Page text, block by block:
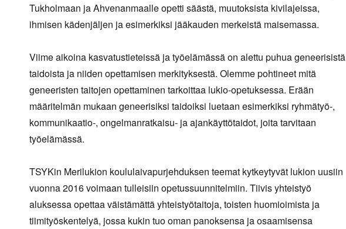
Tukholmaan ja Ahvenanmaalle opetti säästä, muutoksista kivilajeissa,
ihmisen kädenjäljen ja esimerkiksi jääkauden merkeistä maisemassa.
Viime aikoina kasvatustieteissä ja työelämässä on alettu puhua geneerisistä
taidoista ja niiden opettamisen merkityksestä. Olemme pohtineet mitä
geneeristen taitojen opettaminen tarkoittaa lukio-opetuksessa. Erään
määritelmän mukaan geneerisiksi taidoiksi luetaan esimerkiksi ryhmätyö-,
kommunikaatio-, ongelmanratkaisu- ja ajankäyttötaidot, joita tarvitaan
työelämässä.
TSYKin Merilukion koululaivapurjehduksen teemat kytkeytyvät lukion uusiin
vuonna 2016 voimaan tulleisiin opetussuunnitelmiin. Tiivis yhteistyö
aluksessa opettaa väistämättä yhteistyötaitoja, toisten huomioimista ja
tiimityöskentelyä, jossa kukin tuo oman panoksensa ja osaamisensa